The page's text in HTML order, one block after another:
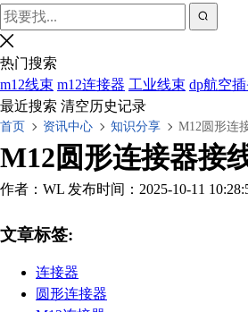
热门搜索
m12线束 m12连接器 工业线束 dp航空
最近搜索 清空历史记录
首页 资讯中心 知识分享 M12圆形连
M12圆形连接器接
作者：WL 发布时间：2025-10-11
文章标签:
连接器
圆形连接器